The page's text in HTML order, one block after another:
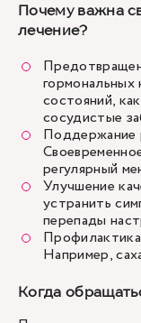
Почему важна
лечение?
гормональных
состояний,
сосудистые
Поддержание
регулярный
Улучшение
устранить
перепады
Например,
Когда